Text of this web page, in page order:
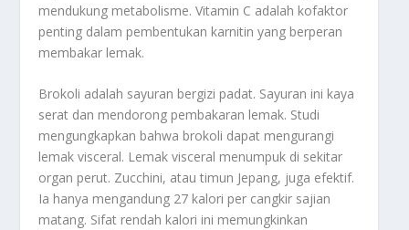
mendukung metabolisme. Vitamin C adalah kofaktor
penting dalam pembentukan karnitin yang berperan
membakar lemak.
Brokoli adalah sayuran bergizi padat. Sayuran ini kaya
serat dan mendorong pembakaran lemak. Studi
mengungkapkan bahwa brokoli dapat mengurangi
lemak visceral. Lemak visceral menumpuk di sekitar
organ perut. Zucchini, atau timun Jepang, juga efektif.
Ia hanya mengandung 27 kalori per cangkir sajian
matang. Sifat rendah kalori ini memungkinkan